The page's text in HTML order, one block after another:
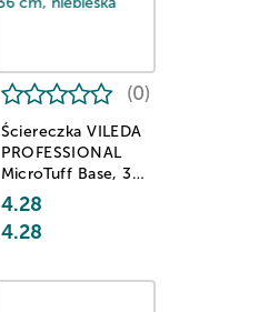
Ściereczka VILEDA
PROFESSIONAL
MicroTuff Base, 36
x 36 cm, niebieska
(0)
4.28
4.28